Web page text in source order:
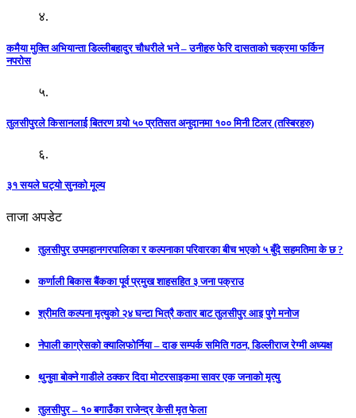
४.
कमैया मुक्ति अभियान्ता डिल्लीबहादुर चौधरीले भने – उनीहरु फेरि दासताको चक्रमा फर्किन
नपरोस
५.
तुलसीपुरले किसानलाई बितरण गर्‍यो ५० प्रतिसत अनुदानमा १०० मिनी टिलर (तस्बिरहरु)
६.
३१ सयले घट्यो सुनको मूल्य
ताजा अपडेट
तुलसीपुर उपमहानगरपालिका र कल्पनाका परिवारका बीच भएको ५ बुँदे सहमतिमा के छ ?
कर्णाली बिकास बैंकका पूर्व प्रमुख शाहसहित ३ जना पक्राउ
श्रीमति कल्पना मृत्युको २४ घन्टा भित्रै कतार बाट तुलसीपुर आइ पुगे मनोज
नेपाली काग्रेसको क्यालिफोर्निया – दाङ सम्पर्क समिति गठन, डिल्लीराज रेग्मी अध्यक्ष
थुनुवा बोक्ने गाडीले ठक्कर दिदा मोटरसाइकमा सावर एक जनाको मृत्यु
तुलसीपुर – १० बगाउँका राजेन्द्र केसी मृत फेला